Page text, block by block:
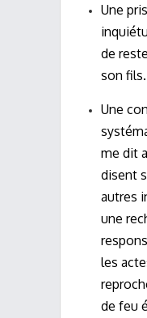
Une
de
son fils.
Une
me dit
disent
autres
une
les
de feu